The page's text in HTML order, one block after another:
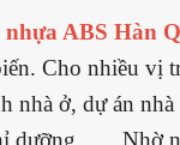
nhựa ABS Hàn
Cho nhiều vị
nhà ở, dự án nhà
dưỡng,….. Nhờ